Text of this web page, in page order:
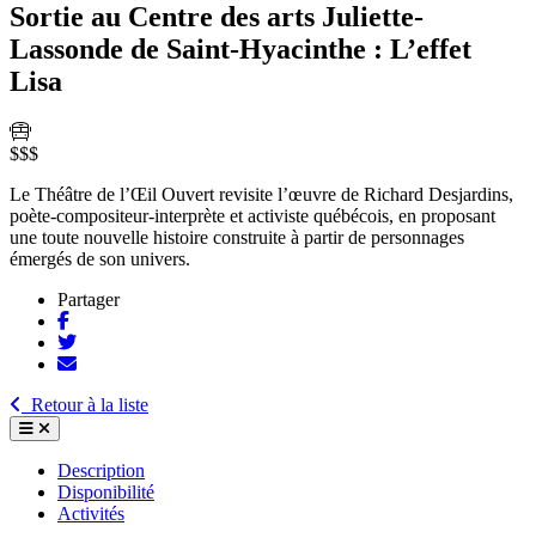
Sortie au Centre des arts Juliette-
Lassonde de Saint-Hyacinthe : L’effet
Lisa
$$$
Le Théâtre de l’Œil Ouvert revisite l’œuvre de Richard Desjardins,
poète-compositeur-interprète et activiste québécois, en proposant
une toute nouvelle histoire construite à partir de personnages
émergés de son univers.
Partager
Retour à la liste
Description
Disponibilité
Activités